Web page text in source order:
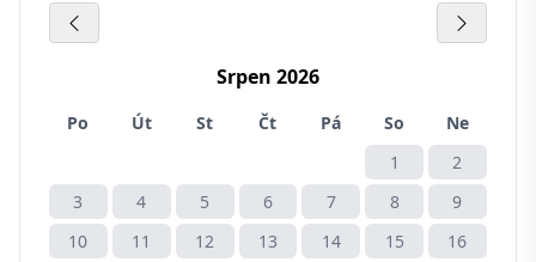
Srpen 2026
Po Út St Čt Pá So
Ne
1
2
3
4 5 6 7 8
9
10
11 12 13 14 15
16